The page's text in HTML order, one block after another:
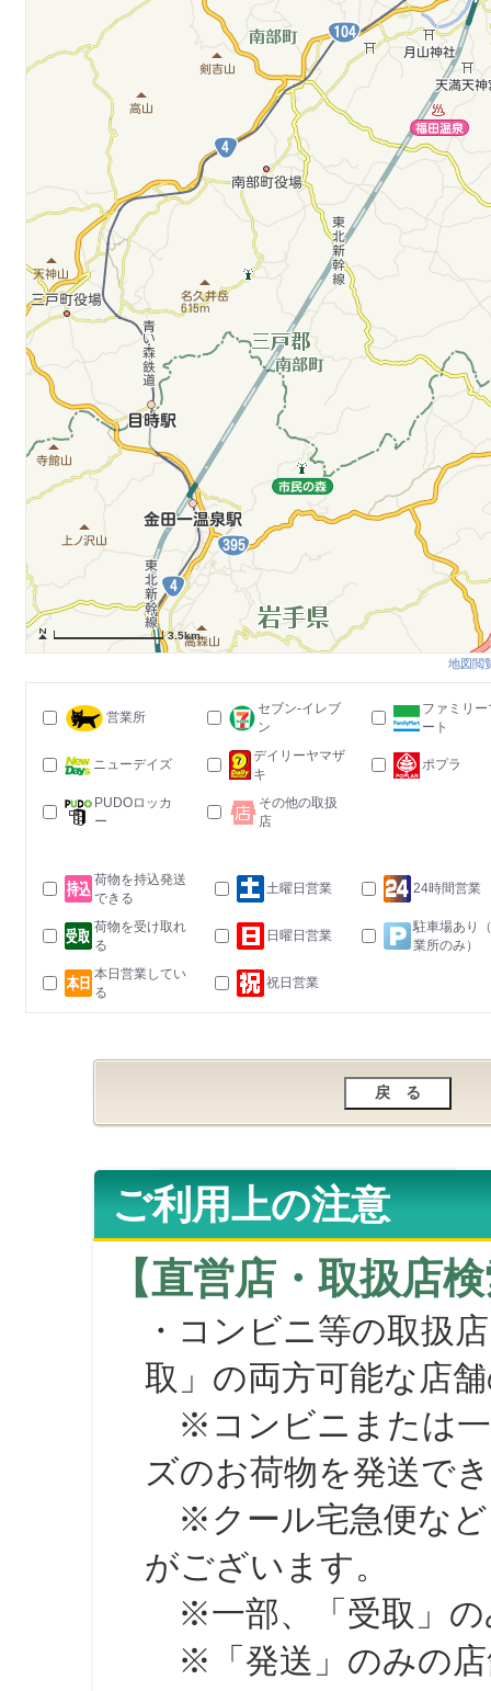
3.5km
地図閲
営業所
セブン-イレブ
ン
ファミリー
ート
ニューデイズ
デイリーヤマザ
キ
ポプラ
PUDOロッカ
ー
その他の取扱
店
荷物を持込発送
できる
土曜日営業 24時間営業
荷物を受け取れ
る
日曜日営業
駐車場あり
業所のみ）
本日営業してい
る
祝日営業
ご利用上の注意
【直営店・取扱店
・コンビニ等の取扱
取」の両方可能な店
※コンビニまたは一
ズのお荷物を発送で
※クール宅急便など
がございます。
※一部、「受取」の
※「発送」のみの店